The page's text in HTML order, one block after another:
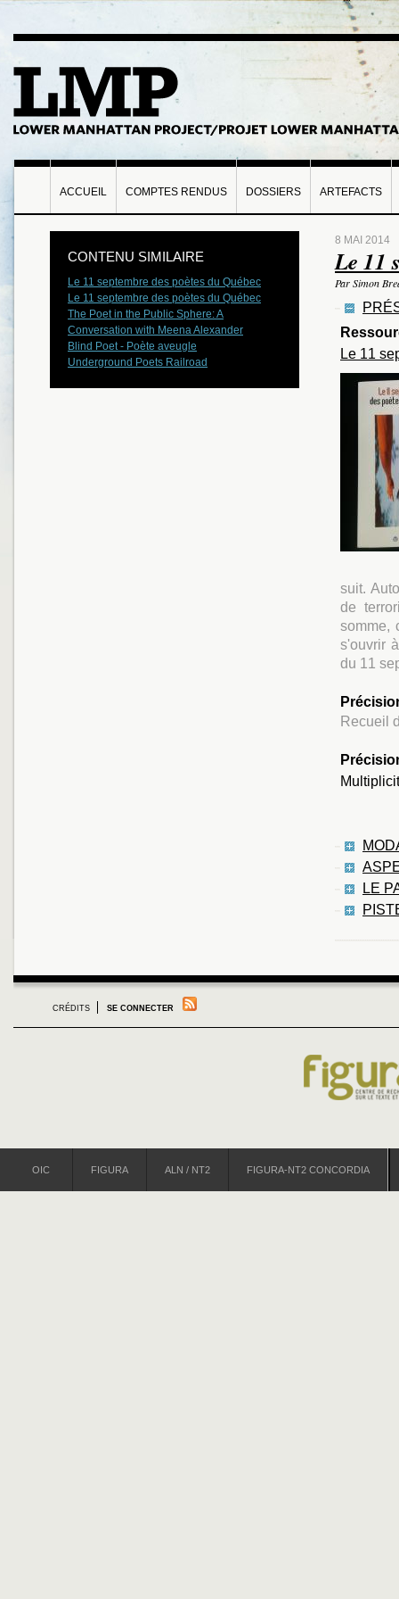
ACCUEIL COMPTES RENDUS DOSSIERS ARTEFACTS
8 MAI 2014
Le 11
Par Simon
Le 11
suit.
de
somme,
s'ouvrir
du 11
Recueil
LE
CONTENU SIMILAIRE
Le 11 septembre des poètes du Québec
Le 11 septembre des poètes du Québec
The Poet in the Public Sphere: A
Conversation with Meena Alexander
Blind Poet - Poète aveugle
Underground Poets Railroad
CRÉDITS SE CONNECTER
OIC FIGURA ALN / NT2 FIGURA-NT2 CONCORDIA